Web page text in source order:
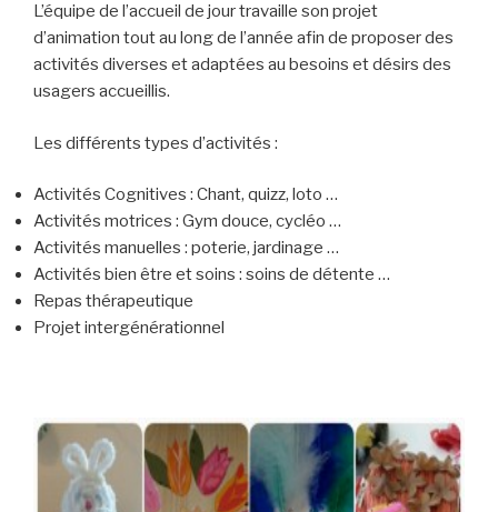
L’équipe de l’accueil de jour travaille son projet
d’animation tout au long de l’année afin de proposer des
activités diverses et adaptées au besoins et désirs des
usagers accueillis.
Les différents types d’activités :
Activités Cognitives : Chant, quizz, loto …
Activités motrices : Gym douce, cycléo …
Activités manuelles : poterie, jardinage …
Activités bien être et soins : soins de détente …
Repas thérapeutique
Projet intergénérationnel